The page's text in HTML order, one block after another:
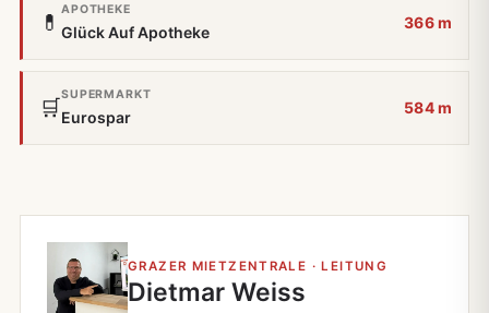
💊
APOTHEKE
Glück Auf Apotheke
366 m
🛒
SUPERMARKT
Eurospar
584 m
GRAZER MIETZENTRALE · LEITUNG
Dietmar Weiss